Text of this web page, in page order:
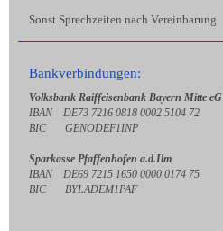
Sonst Sprechzeiten nach Vereinbarung
Bankverbindungen:
Volksbank Raiffeisenbank Bayern Mitte eG
IBAN DE73 7216 0818 0002 5104 72
BIC GENODEF1INP
Sparkasse Pfaffenhofen a.d.Ilm
IBAN DE69 7215 1650 0000 0174 75
BIC BYLADEM1PAF